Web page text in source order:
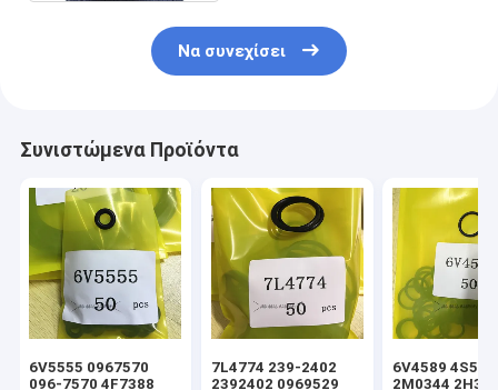
Να συνεχίσει
Συνιστώμενα Προϊόντα
6V5555 0967570
096-7570 4F7388
7L4774 239-2402
2392402 0969529
6V4589
2M0344